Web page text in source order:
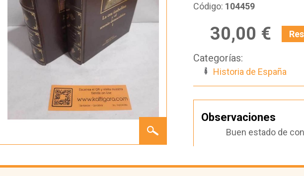
ISABELINA
(2
Código: 104459
30,00 €
Categorías:
Historia de España
Observaciones
Buen estado de